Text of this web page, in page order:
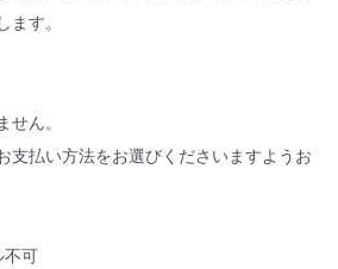
す。
ん。
支払い方法をお選びくださいますようお
不可